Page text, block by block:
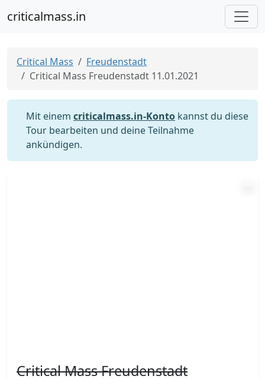
criticalmass.in
Critical Mass
Freudenstadt
Critical Mass Freudenstadt 11.01.2021
Mit einem criticalmass.in-Konto kannst du diese
Tour bearbeiten und deine Teilnahme
ankündigen.
Critical Mass Freudenstadt